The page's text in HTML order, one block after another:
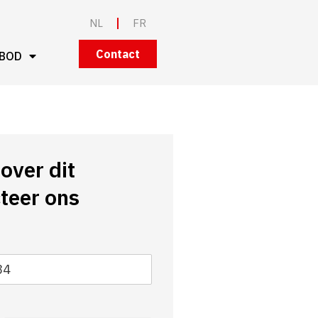
NL FR
Contact
dit
ons